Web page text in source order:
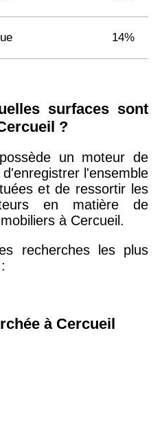
14%
surfaces sont
?
un moteur de
l'ensemble
et de ressortir les
en matière de
à Cercueil.
recherches les plus
à Cercueil